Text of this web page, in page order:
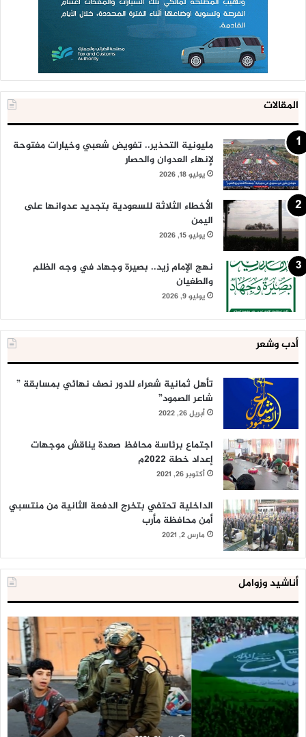
المقالات
مليونية التحذير.. تفويض شعبي وخيارات مفتوحة
لإنهاء العدوان والحصار
يوليو 18, 2026
الأخطاء الثلاثة للسعودية بتجديد عدوانها على
اليمن
يوليو 15, 2026
نهج الإمام زيد.. بصيرة وجهاد في وجه الظلم
والطغيان
يوليو 9, 2026
أدب وشعر
تأهل ثمانية شعراء للدور نصف نهائي بمسابقة ”
شاعر الصمود”
أبريل 26, 2022
اجتماع برئاسة محافظ صعدة يناقش موجهات
إعداد خطة 2022م
أكتوبر 26, 2021
الداخلية تحتفي بتخرج الدفعة الثانية من منتسبي
أمن محافظة مأرب
مارس 2, 2021
أناشيد وزوامل
العدو
الإسرائيلي
اعتقل
543
طفلا
فلسطينيا
خلال
2020